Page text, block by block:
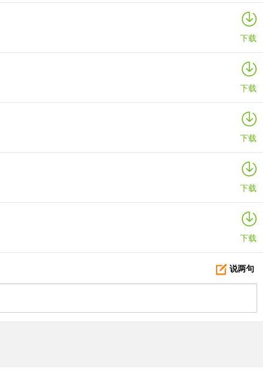
下载
下载
下载
下载
下载
说两句